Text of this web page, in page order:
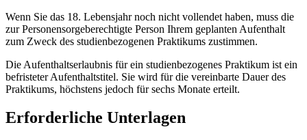
Wenn Sie das 18. Lebensjahr noch nicht vollendet haben, muss die
zur Personensorgeberechtigte Person Ihrem geplanten Aufenthalt
zum Zweck des studienbezogenen Praktikums zustimmen.
Die Aufenthaltserlaubnis für ein studienbezogenes Praktikum ist ein
befristeter Aufenthaltstitel. Sie wird für die vereinbarte Dauer des
Praktikums, höchstens jedoch für sechs Monate erteilt.
Erforderliche Unterlagen